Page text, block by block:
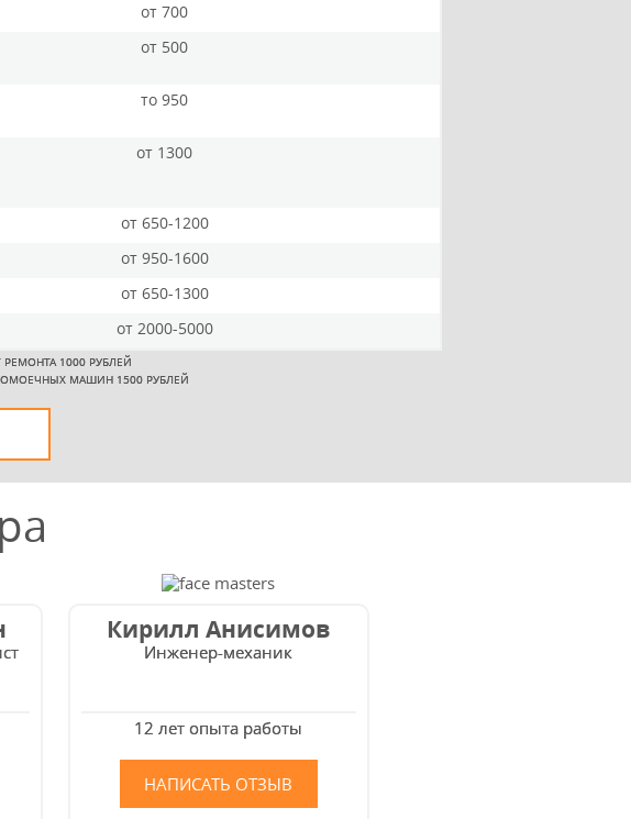
от 700
от 500
то 950
от 1300
от 650-1200
от 950-1600
от 650-1300
от 2000-5000
1000 РУБЛЕЙ
МАШИН 1500 РУБЛЕЙ
Кирилл Анисимов
Инженер-механик
12 лет опыта работы
НАПИСАТЬ ОТЗЫВ